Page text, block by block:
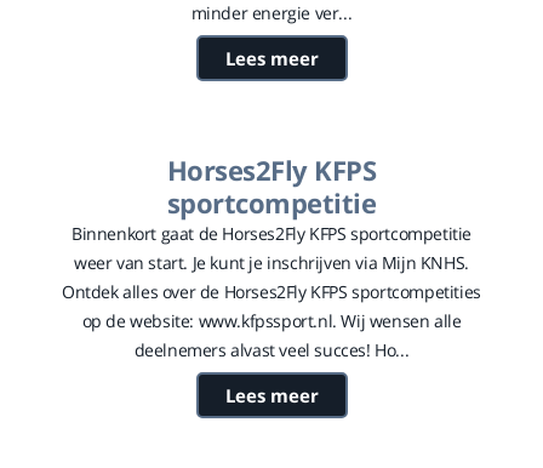
minder energie ver...
Lees meer
Horses2Fly KFPS
sportcompetitie
Binnenkort gaat de Horses2Fly KFPS sportcompetitie
weer van start. Je kunt je inschrijven via Mijn KNHS.
Ontdek alles over de Horses2Fly KFPS sportcompetities
op de website: www.kfpssport.nl. Wij wensen alle
deelnemers alvast veel succes! Ho...
Lees meer